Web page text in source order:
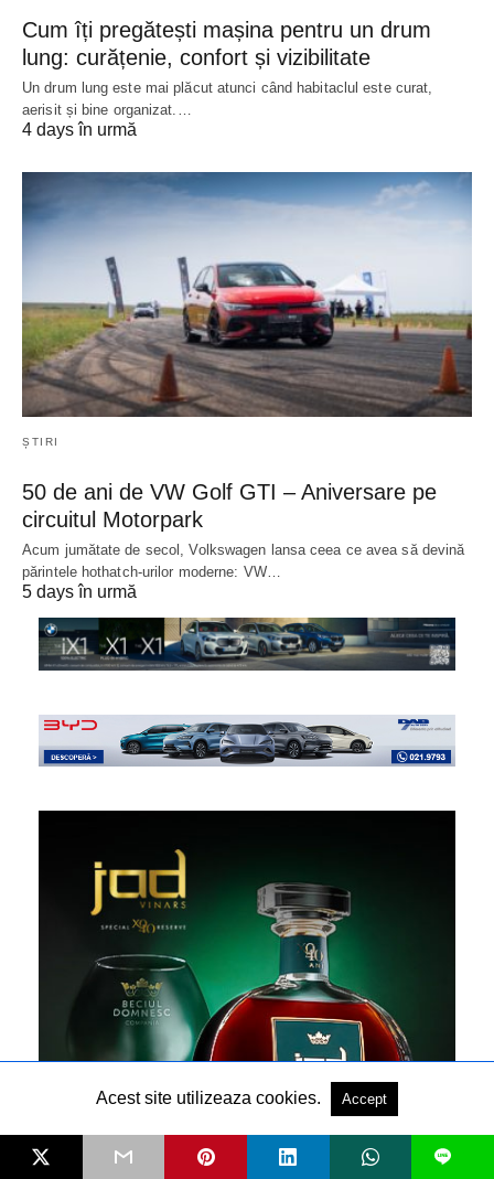
Cum îți pregătești mașina pentru un drum
lung: curățenie, confort și vizibilitate
Un drum lung este mai plăcut atunci când habitaclul este curat,
aerisit și bine organizat.…
4 days în urmă
ȘTIRI
50 de ani de VW Golf GTI – Aniversare pe
circuitul Motorpark
Acum jumătate de secol, Volkswagen lansa ceea ce avea să devină
părintele hothatch-urilor moderne: VW…
5 days în urmă
Acest site utilizeaza cookies. Accept